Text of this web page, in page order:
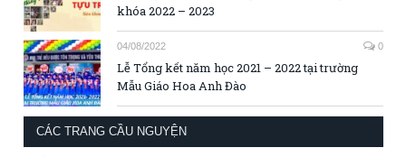
khóa 2022 – 2023
04/08/2022 0
Lễ Tổng kết năm học 2021 – 2022 tại trường
Mẫu Giáo Hoa Anh Đào
CÁC TRANG CẦU NGUYỆN